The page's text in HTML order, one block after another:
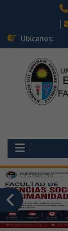
Ubicanos: